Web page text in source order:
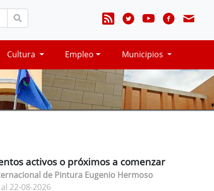
Cultura Empleo Municipios
activos o próximos a comenzar
de Pintura Eugenio Hermoso
22-08-2026